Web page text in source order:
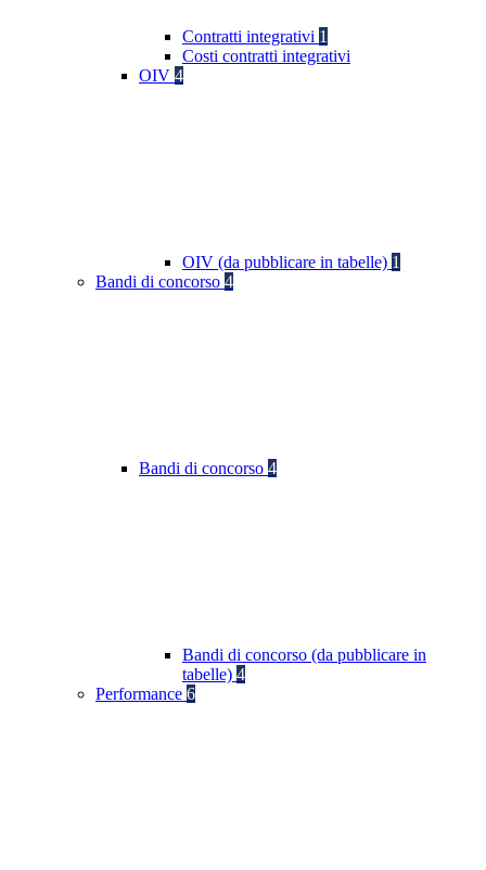
Contratti integrativi 1
Costi contratti integrativi
OIV 4
OIV (da pubblicare in tabelle) 1
Bandi di concorso 4
Bandi di concorso 4
Bandi di concorso (da pubblicare in
tabelle) 4
Performance 6